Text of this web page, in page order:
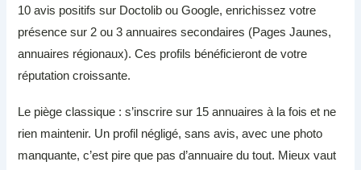
10 avis positifs sur Doctolib ou Google, enrichissez votre
présence sur 2 ou 3 annuaires secondaires (Pages Jaunes,
annuaires régionaux). Ces profils bénéficieront de votre
réputation croissante.
Le piège classique : s’inscrire sur 15 annuaires à la fois et ne
rien maintenir. Un profil négligé, sans avis, avec une photo
manquante, c’est pire que pas d’annuaire du tout. Mieux vaut